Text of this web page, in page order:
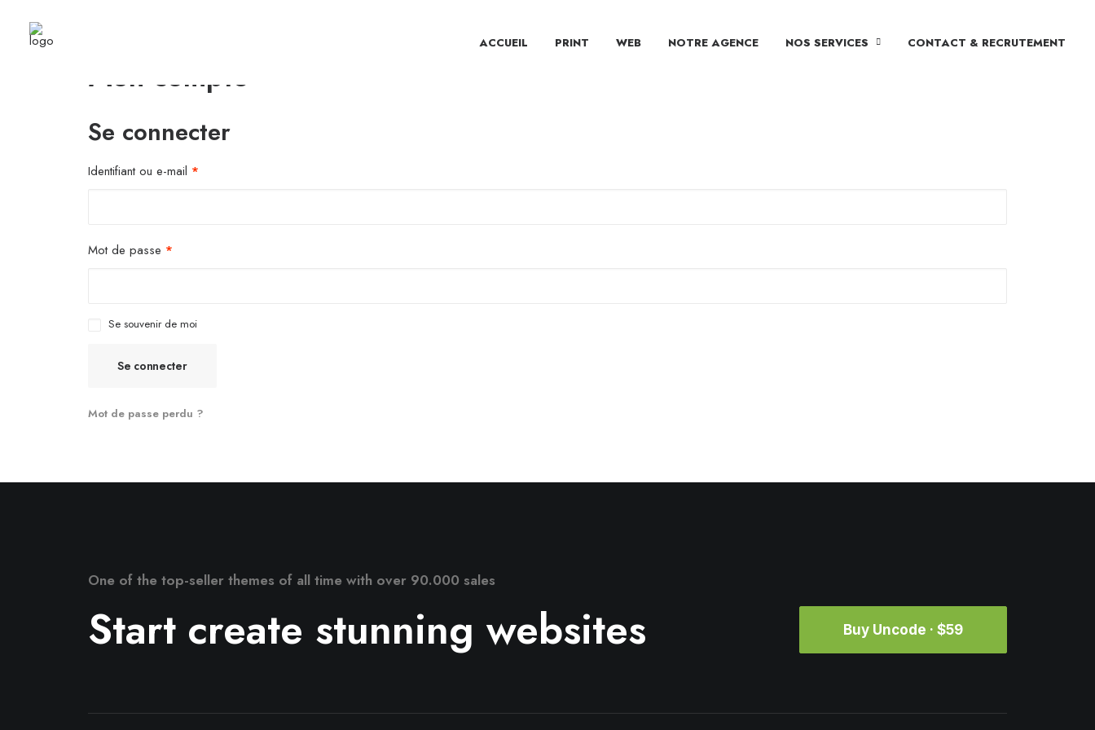
ACCUEIL PRINT WEB NOTRE AGENCE NOS SERVICES CONTACT & RECRUTEMENT
Mon compte
Se connecter
Identifiant ou e-mail *
Mot de passe *
Se souvenir de moi
Se connecter
Mot de passe perdu ?
One of the top-seller themes of all time with over 90.000 sales
Start create stunning websites Buy Uncode · $59